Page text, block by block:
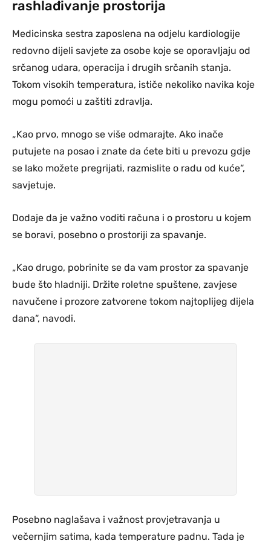
rashlađivanje prostorija
Medicinska sestra zaposlena na odjelu kardiologije
redovno dijeli savjete za osobe koje se oporavljaju od
srčanog udara, operacija i drugih srčanih stanja.
Tokom visokih temperatura, ističe nekoliko navika koje
mogu pomoći u zaštiti zdravlja.
„Kao prvo, mnogo se više odmarajte. Ako inače
putujete na posao i znate da ćete biti u prevozu gdje
se lako možete pregrijati, razmislite o radu od kuće“,
savjetuje.
Dodaje da je važno voditi računa i o prostoru u kojem
se boravi, posebno o prostoriji za spavanje.
„Kao drugo, pobrinite se da vam prostor za spavanje
bude što hladniji. Držite roletne spuštene, zavjese
navučene i prozore zatvorene tokom najtoplijeg dijela
dana“, navodi.
Posebno naglašava i važnost provjetravanja u
večernjim satima, kada temperature padnu. Tada je